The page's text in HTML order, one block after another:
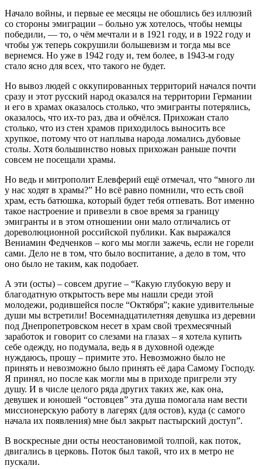
Начало войны, и первые ее месяцы не обошлись без иллюзий
со стороны эмиграции – больно уж хотелось, чтобы немцы
победили, — то, о чём мечтали и в 1921 году, и в 1922 году и
чтобы уж теперь сокрушили большевизм и тогда мы все
вернемся. Но уже в 1942 году и, тем более, в 1943‑м году
стало ясно для всех, что такого не будет.
Но вывоз людей с оккупированных территорий начался почти
сразу и этот русский народ оказался на территории Германии
и его в храмах оказалось столько, что эмигранты потерялись,
оказалось, что их-то раз, два и обчёлся. Прихожан стало
столько, что из стен храмов приходилось выносить все
хрупкое, потому что от наплыва народа ломались дубовые
столы. Хотя большинство новых прихожан раньше почти
совсем не посещали храмы.
Но ведь и митрополит Елевферий ещё отмечал, что “много ли
у нас ходят в храмы?” Но всё равно помнили, что есть свой
храм, есть батюшка, который будет тебя отпевать. Вот именно
такое настроение и привезли в свое время за границу
эмигранты и в этом отношении они мало отличались от
дореволюционной российской публики. Как выражался
Вениамин Федченков – кого мы могли зажечь, если не горели
сами. Дело не в том, что было воспитание, а дело в том, что
оно было не таким, как подобает.
А эти (осты) – совсем другие – “Какую глубокую веру и
благодатную открытость вере мы нашли среди этой
молодежи, родившейся после “Октября”; какие удивительные
души мы встретили! Восемнадцатилетняя девушка из деревни
под Днепропетровском несет в храм свой трехмесячный
заработок и говорит со слезами на глазах – я хотела купить
себе одежду, но подумала, ведь я в духовной одежде
нуждаюсь, прошу – примите это. Невозможно было не
принять и невозможно было принять её дара Самому Господу.
Я принял, но после как могли мы в приходе пригрели эту
душу. И в числе целого ряда других таких же, как она,
девушек и юношей “остовцев” эта душа помогала нам вести
миссионерскую работу в лагерях (для остов), куда (с самого
начала их появления) мне был закрыт пастырский доступ”.
В воскресные дни осты неостановимой толпой, как поток,
двигались в церковь. Поток был такой, что их в метро не
пускали.